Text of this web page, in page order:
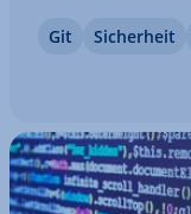
an­schau­lich,
Git Si­cher­heit